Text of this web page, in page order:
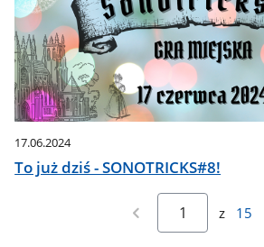
17.06.2024
To już dziś - SONOTRICKS#8!
z 15